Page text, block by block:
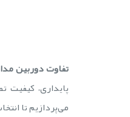
تفاوت دوربین
پایداری، کیفیت
می‌پردازیم تا